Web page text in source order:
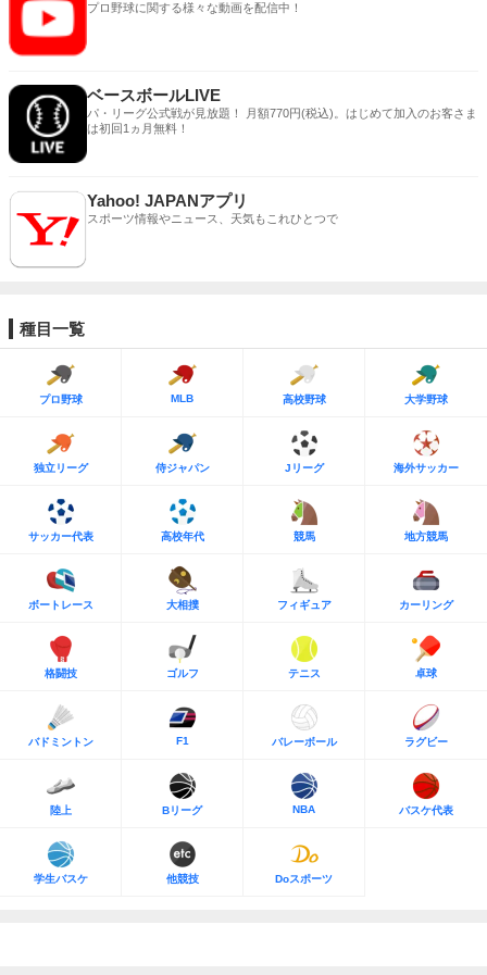
プロ野球に関する様々な動画を配信中！
ベースボールLIVE
パ・リーグ公式戦が見放題！ 月額770円(税込)。はじめて加入のお客さま
は初回1ヵ月無料！
Yahoo! JAPANアプリ
スポーツ情報やニュース、天気もこれひとつで
種目一覧
プロ野球 MLB 高校野球 大学野球
独立リーグ 侍ジャパン Jリーグ 海外サッカー
サッカー代表 高校年代 競馬 地方競馬
ボートレース 大相撲 フィギュア カーリング
格闘技 ゴルフ テニス 卓球
バドミントン F1 バレーボール ラグビー
陸上 Bリーグ NBA バスケ代表
学生バスケ 他競技 Doスポーツ